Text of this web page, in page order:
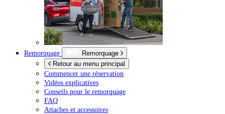
Remorquage
Remorquage
Retour au menu principal
Commencer une réservation
Vidéos explicatives
Conseils pour le remorquage
FAQ
Attaches et accessoires